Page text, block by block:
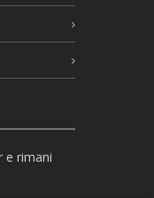
e rimani